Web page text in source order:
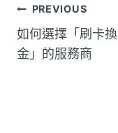
文
章
PREVIOUS
如何選擇「刷卡
金」的服務商